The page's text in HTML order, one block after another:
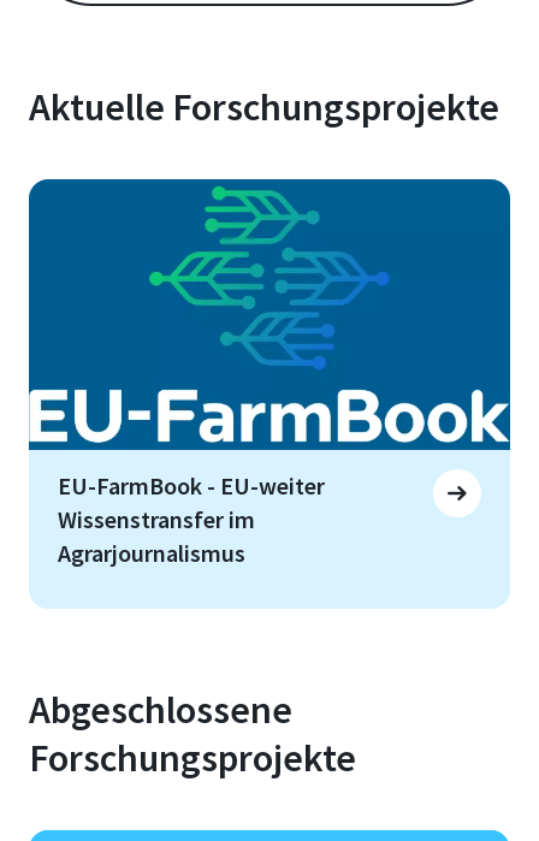
Aktuelle Forschungsprojekte
EU-FarmBook - EU-weiter
Wissenstransfer im
Agrarjournalismus
Abgeschlossene
Forschungsprojekte